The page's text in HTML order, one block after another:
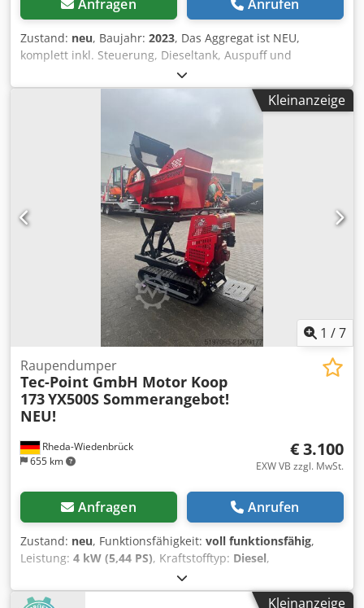
Anfragen Anrufen
Zustand: neu, Baujahr: 2023, Das Aggregat ist NEU,
komplett inkl. Steuerung, Dieseltank, Auspuff und
Batterien. Alles was für die Inbetriebnahme benötigt wird
ist dabei. (ohne Kraftstoff) Verfügbar auf Lager Technische
Daten Motor : Fawde Kraft Serie 4DW92-35D, 4 Zylinder
kVA Cjdpoh R Tt Ajfx Aa Ejha Maximalleistung: 26 kW / 33
kVA Wassergekühlt Anschluss:1x5Polig 32A -, 1x3P 16A -,
Leistungsschalter, optionale automatischer Transfer-
Schalter.). Frequenz : 50 Hz Spannung: 400/230 V RPM :
1500 U/min. Steuerung: Comap AMF8 Baujahr: 2021
Abmessungen (LxBxH): 2000x 930 x 1250mm Gewicht: 930
Kg Dieseltank: 95 L 100% Last l/h 7,3 75% Last l/h 5,1 50%
Last l/h 3,4 Netzüberwachung, Schallgedämmt Sofort
einsatzbereit. zusätzliche Kosten; Automatischer Transfer-
Kleinanzeige
1 /7
Rheda-Wiedenbrück
655 km
Raupendumper
Tec-Point GmbH Motor Koop
173YX500S Sommerangebot!
NEU!
€ 3.100
EXW VB zzgl. MwSt.
Anfragen Anrufen
Zustand: neu, Funktionsfähigkeit: voll funktionsfähig,
Leistung: 4 kW (5,44 PS), Kraftstofftyp: Diesel,
, maximales Ladegewicht:
Kettenzustand:100 %, Baujahr:2025, Ausstattung:
Kleinanzeige